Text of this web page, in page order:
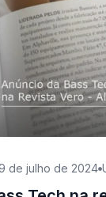
de julho de 2024